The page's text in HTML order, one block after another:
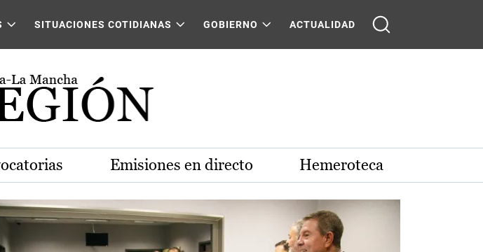
SITUACIONES COTIDIANAS GOBIERNO ACTUALIDAD
Emisiones en directo Hemeroteca